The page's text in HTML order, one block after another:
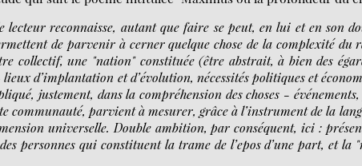
reconnaisse, autant que faire se peut, en lui et en son
de parvenir à cerner quelque chose de la complexité du
collectif, une "nation" constituée (être abstrait, à bien des
d’implantation et d’évolution, nécessités politiques et
justement, dans la compréhension des choses -
communauté, parvient à mesurer, grâce à l’instrument de la
universelle. Double ambition, par conséquent, ici :
personnes qui constituent la trame de l’epos d’une part, et la